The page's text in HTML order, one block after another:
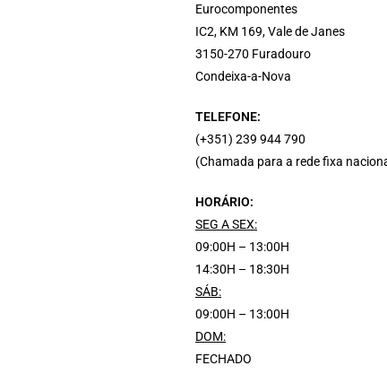
Eurocomponentes
IC2, KM 169, Vale de Janes
3150-270 Furadouro
Condeixa-a-Nova
TELEFONE:
(+351) 239 944 790
(Chamada para a rede fixa
HORÁRIO:
SEG A SEX:
09:00H – 13:00H
14:30H – 18:30H
SÁB:
09:00H – 13:00H
DOM:
FECHADO